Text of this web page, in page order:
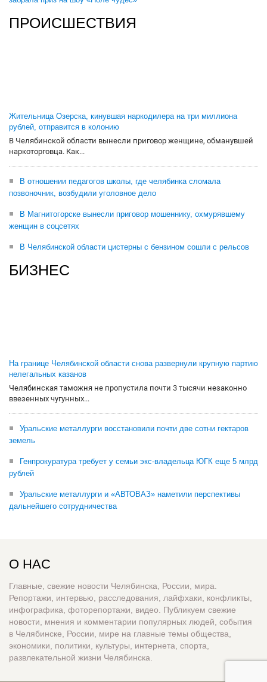
ПРОИСШЕСТВИЯ
Жительница Озерска, кинувшая наркодилера на три миллиона
рублей, отправится в колонию
В Челябинской области вынесли приговор женщине, обманувшей
наркоторговца. Как...
В отношении педагогов школы, где челябинка сломала
позвоночник, возбудили уголовное дело
В Магнитогорске вынесли приговор мошеннику, охмурявшему
женщин в соцсетях
В Челябинской области цистерны с бензином сошли с рельсов
БИЗНЕС
На границе Челябинской области снова развернули крупную партию
нелегальных казанов
Челябинская таможня не пропустила почти 3 тысячи незаконно
ввезенных чугунных...
Уральские металлурги восстановили почти две сотни гектаров
земель
Генпрокуратура требует у семьи экс-владельца ЮГК еще 5 млрд
рублей
Уральские металлурги и «АВТОВАЗ» наметили перспективы
дальнейшего сотрудничества
О НАС
Главные, свежие новости Челябинска, России, мира.
Репортажи, интервью, расследования, лайфхаки, конфликты,
инфографика, фоторепортажи, видео. Публикуем свежие
новости, мнения и комментарии популярных людей, события
в Челябинске, России, мире на главные темы общества,
экономики, политики, культуры, интернета, спорта,
развлекательной жизни Челябинска.